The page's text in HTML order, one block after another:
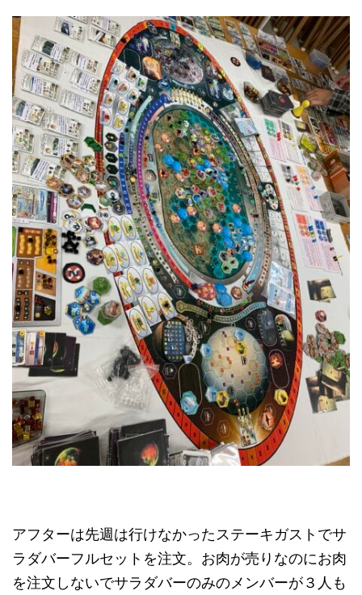
アフターは先週は行けなかったステーキガストでサ
ラダバーフルセットを注文。お肉が売りなのにお肉
を注文しないでサラダバーのみのメンバーが３人も